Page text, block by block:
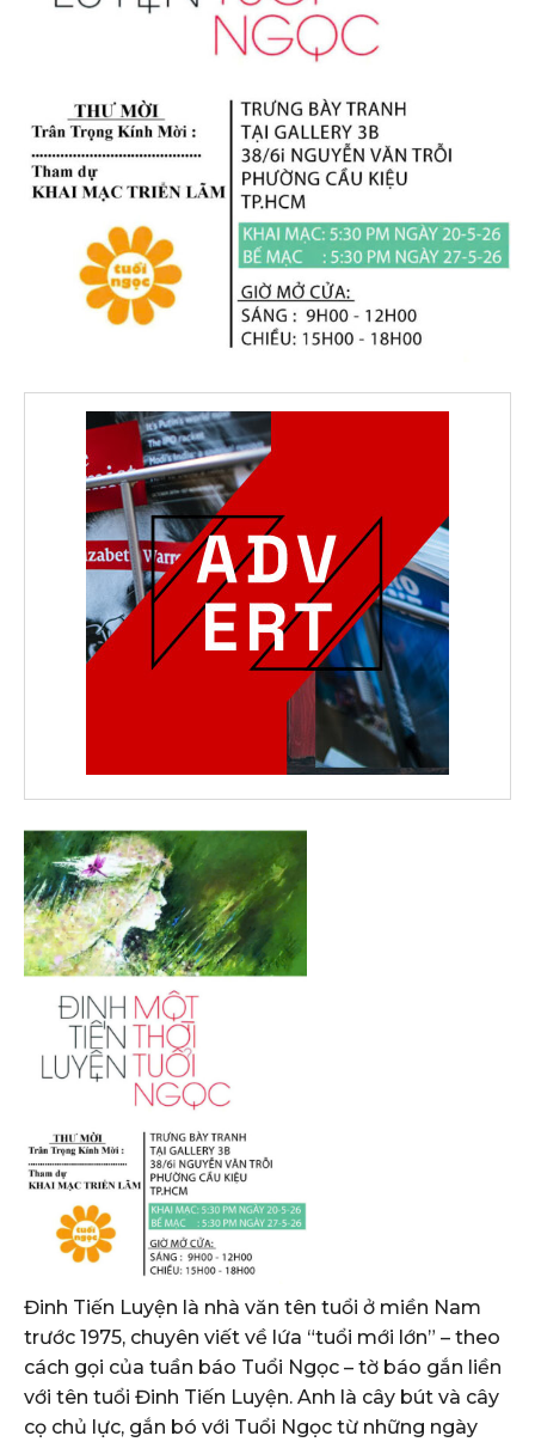
Đinh Tiến Luyện là nhà văn tên tuổi ở miền Nam
trước 1975, chuyên viết về lứa “tuổi mới lớn” – theo
cách gọi của tuần báo Tuổi Ngọc – tờ báo gắn liền
với tên tuổi Đinh Tiến Luyện. Anh là cây bút và cây
cọ chủ lực, gắn bó với Tuổi Ngọc từ những ngày